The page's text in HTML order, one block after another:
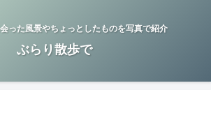
った風景やちょっとしたものを写真で紹介
ぶらり散歩で